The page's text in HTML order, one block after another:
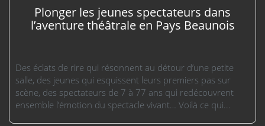
Plonger les jeunes spectateurs dans
l’aventure théâtrale en Pays Beaunois
Des éclats de rire qui résonnent au détour d’une petite
salle, des jeunes qui esquissent leurs premiers pas sur
scène, des spectateurs de 7 à 77 ans qui redécouvrent
ensemble l’émotion du spectacle vivant… Voilà ce qui...